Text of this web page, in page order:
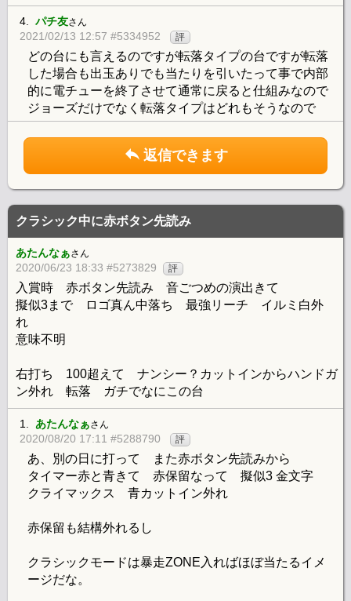
4. パチ友さん
2021/02/13 12:57 #5334952 評
どの台にも言えるのですが転落タイプの台ですが転落
した場合も出玉ありでも当たりを引いたって事で内部
的に電チューを終了させて通常に戻ると仕組みなので
ジョーズだけでなく転落タイプはどれもそうなので
返信できます
クラシック中に赤ボタン先読み
あたんなぁさん
2020/06/23 18:33 #5273829 評
入賞時 赤ボタン先読み 音ごつめの演出きて
擬似3まで ロゴ真ん中落ち 最強リーチ イルミ白外
れ
意味不明
右打ち 100超えて ナンシー？カットインからハンドガ
ン外れ 転落 ガチでなにこの台
1. あたんなぁさん
2020/08/20 17:11 #5288790 評
あ、別の日に打って また赤ボタン先読みから
タイマー赤と青きて 赤保留なって 擬似3 金文字
クライマックス 青カットイン外れ
赤保留も結構外れるし
クラシックモードは暴走ZONE入ればほぼ当たるイメ
ージだな。